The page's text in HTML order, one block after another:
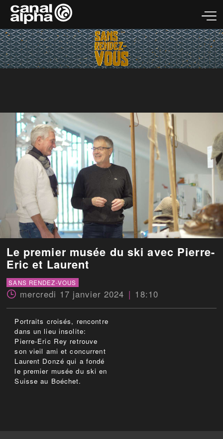
Le premier musée du ski avec Pierre-
Eric et Laurent
SANS RENDEZ-VOUS
mercredi 17 janvier 2024 18:10
Portraits croisés, rencontre
dans un lieu insolite:
Pierre-Eric Rey retrouve
son vieil ami et concurrent
Laurent Donzé qui a fondé
le premier musée du ski en
Suisse au Boéchet.